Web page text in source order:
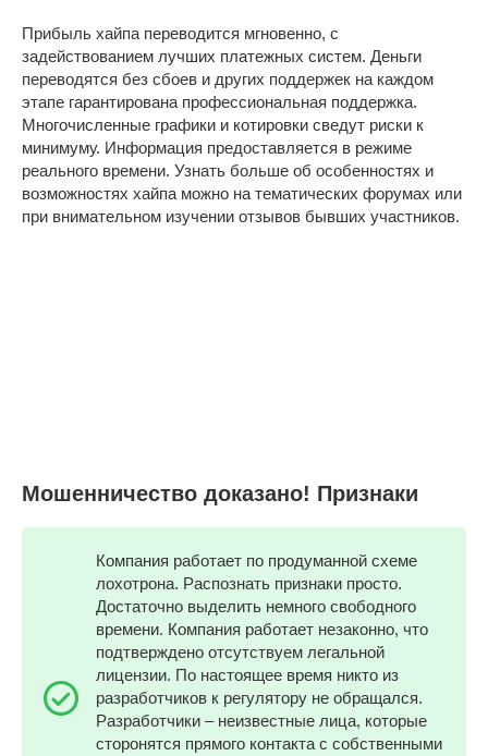
Прибыль хайпа переводится мгновенно, с
задействованием лучших платежных систем. Деньги
переводятся без сбоев и других поддержек на каждом
этапе гарантирована профессиональная поддержка.
Многочисленные графики и котировки сведут риски к
минимуму. Информация предоставляется в режиме
реального времени. Узнать больше об особенностях и
возможностях хайпа можно на тематических форумах или
при внимательном изучении отзывов бывших участников.
Мошенничество доказано! Признаки
Компания работает по продуманной схеме
лохотрона. Распознать признаки просто.
Достаточно выделить немного свободного
времени. Компания работает незаконно, что
подтверждено отсутствуем легальной
лицензии. По настоящее время никто из
разработчиков к регулятору не обращался.
Разработчики – неизвестные лица, которые
сторонятся прямого контакта с собственными